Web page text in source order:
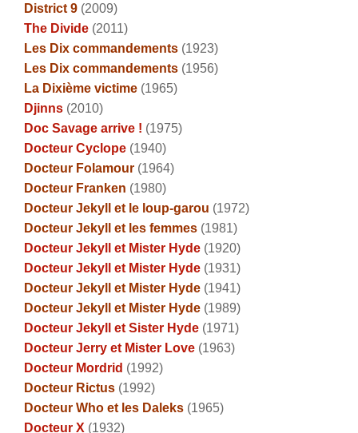
District 9 (2009)
The Divide (2011)
Les Dix commandements (1923)
Les Dix commandements (1956)
La Dixième victime (1965)
Djinns (2010)
Doc Savage arrive ! (1975)
Docteur Cyclope (1940)
Docteur Folamour (1964)
Docteur Franken (1980)
Docteur Jekyll et le loup-garou (1972)
Docteur Jekyll et les femmes (1981)
Docteur Jekyll et Mister Hyde (1920)
Docteur Jekyll et Mister Hyde (1931)
Docteur Jekyll et Mister Hyde (1941)
Docteur Jekyll et Mister Hyde (1989)
Docteur Jekyll et Sister Hyde (1971)
Docteur Jerry et Mister Love (1963)
Docteur Mordrid (1992)
Docteur Rictus (1992)
Docteur Who et les Daleks (1965)
Docteur X (1932)